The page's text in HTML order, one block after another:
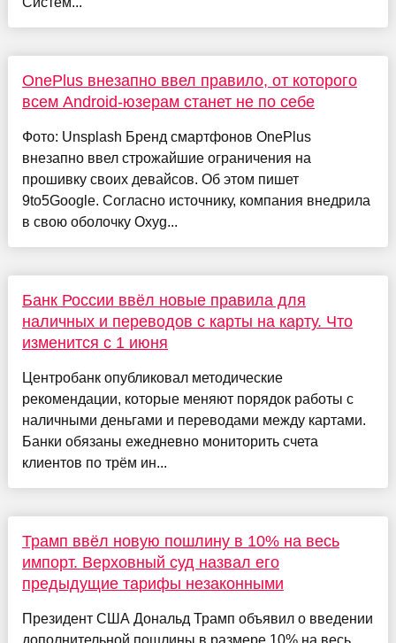
OnePlus внезапно ввел правило, от которого
всем Android-юзерам станет не по себе
Фото: Unsplash Бренд смартфонов OnePlus
внезапно ввел строжайшие ограничения на
прошивку своих девайсов. Об этом пишет
9to5Google. Согласно источнику, компания внедрила
в свою оболочку Oxyg...
Банк России ввёл новые правила для
наличных и переводов с карты на карту. Что
изменится с 1 июня
Центробанк опубликовал методические
рекомендации, которые меняют порядок работы с
наличными деньгами и переводами между картами.
Банки обязаны ежедневно мониторить счета
клиентов по трём ин...
Трамп ввёл новую пошлину в 10% на весь
импорт. Верховный суд назвал его
предыдущие тарифы незаконными
Президент США Дональд Трамп объявил о введении